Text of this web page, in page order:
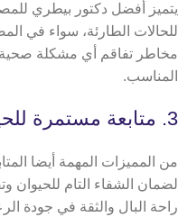
يتميز أفضل دكتور بيطري
للحالات الطارئة، سواء في
مخاطر تفاقم أي مشكلة
المناسب.
3. متابعة مستمرة للحيوان
من المميزات المهمة أيضا
لضمان الشفاء التام للحيوان
راحة البال والثقة في جودة